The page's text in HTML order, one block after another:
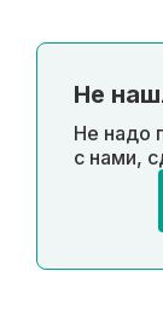
Не
Не надо
с нами,